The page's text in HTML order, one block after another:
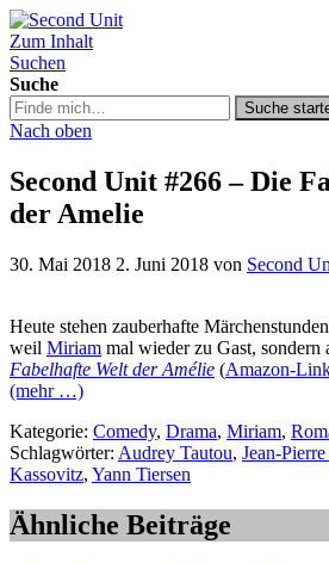
Second Unit
Zum Inhalt
Suchen
Suche
Suche
in
podcast.de/
Suche
Nach oben
Second Unit #266 – Die
der Amelie
30. Mai 2018 2. Juni 2018 von Second
Heute stehen zauberhafte
weil Miriam mal wieder zu Gast, sondern
Fabelhafte Welt der Amélie (Amazon-
(mehr …)
Kategorie: Comedy, Drama, Miriam,
Schlagwörter: Audrey Tautou, Jean-
Kassovitz, Yann Tiersen
Ähnliche Beiträge